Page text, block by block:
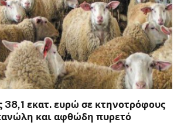
38,1 εκατ. ευρώ σε κτηνοτρόφους
και αφθώδη πυρετό